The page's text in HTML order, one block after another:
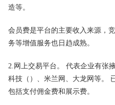
造等。
会员费是平台的主要收入来源，
务等增值服务也日趋成熟。
2.网上交易平台。 代表企业有张
科技（）、米兰网、大龙网等。
包括支付佣金费和展示费。